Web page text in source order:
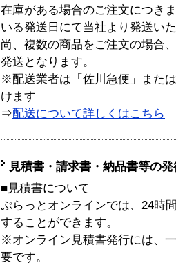
在庫がある場合のご注文につき
いる発送日にて当社より発送い
尚、複数の商品をご注文の場合
発送となります。
※配送業者は「佐川急便」また
けます
⇒配送について詳しくはこちら
見積書・請求書・納品書等の
■見積書について
ぷらっとオンラインでは、24時
することができます。
※オンライン見積書発行には、
要です。